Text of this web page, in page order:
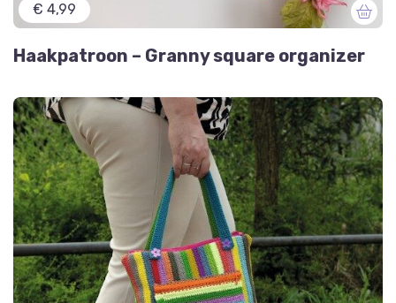
€ 4,99
Haakpatroon – Granny square organizer